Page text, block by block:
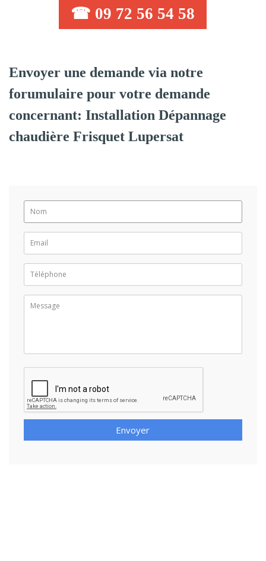
☎ 09 72 56 54 58
Envoyer une demande via notre
forumulaire pour votre demande
concernant: Installation Dépannage
chaudière Frisquet Lupersat
Envoyer